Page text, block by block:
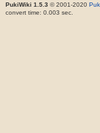
PukiWiki 1.5.3 © 2001-2020
convert time: 0.003 sec.